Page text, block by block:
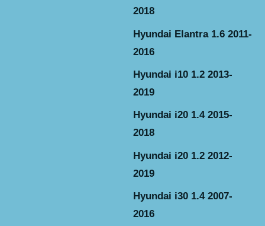
2018
Hyundai Elantra 1.6 2011-
2016
Hyundai i10 1.2 2013-
2019
Hyundai i20 1.4 2015-
2018
Hyundai i20 1.2 2012-
2019
Hyundai i30 1.4 2007-
2016